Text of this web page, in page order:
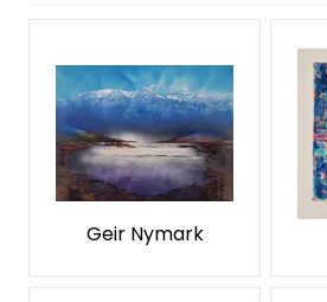
Geir Nymark